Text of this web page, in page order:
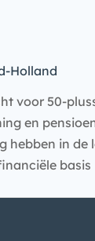
Holland
voor 50-
en
hebben in de
basis